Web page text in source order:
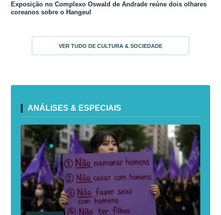
Exposição no Complexo Oswald de Andrade reúne dois olhares
coreanos sobre o Hangeul
VER TUDO DE CULTURA & SOCIEDADE
ANÁLISES & ESPECIAIS